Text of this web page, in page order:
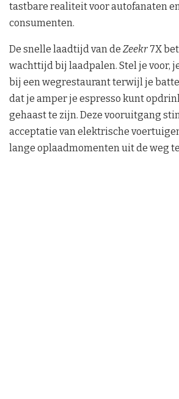
tastbare realiteit voor autofanaten
consumenten.
De snelle laadtijd van de Zeekr 7X
wachttijd bij laadpalen. Stel je voor,
bij een wegrestaurant terwijl je
dat je amper je espresso kunt
gehaast te zijn. Deze vooruitgang
acceptatie van elektrische
lange oplaadmomenten uit de weg